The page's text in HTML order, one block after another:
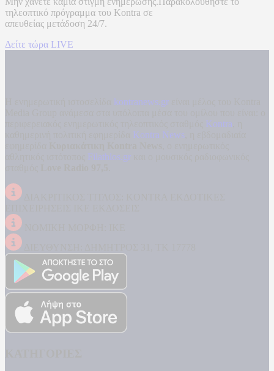
τηλεοπτικό πρόγραμμα του Kontra σε
απευθείας μετάδοση 24/7.
Δείτε τώρα LIVE
kontranews.gr
Kontra
Kontra News
Filathlos.gr